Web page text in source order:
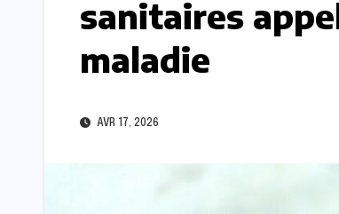
sanitaires
maladie
AVR 17, 2026